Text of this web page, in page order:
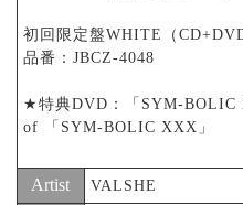
初回限定盤WHITE（CD+DVD
品番：JBCZ-4048
★特典DVD：「SYM-BOLIC
of 「SYM-BOLIC XXX」
Artist VALSHE